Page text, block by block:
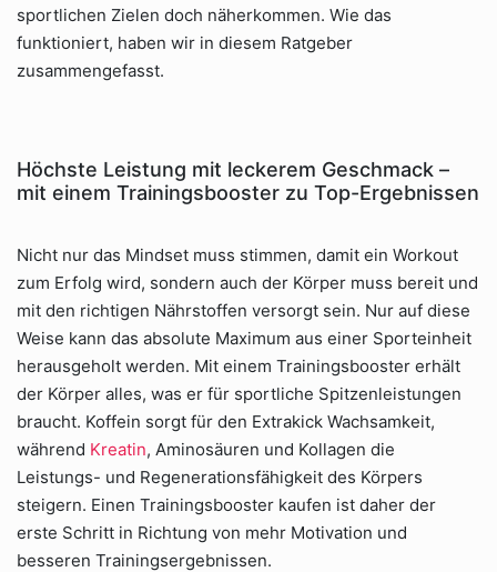
sportlichen Zielen doch näherkommen. Wie das
funktioniert, haben wir in diesem Ratgeber
zusammengefasst.
Höchste Leistung mit leckerem Geschmack –
mit einem Trainingsbooster zu Top-Ergebnissen
Nicht nur das Mindset muss stimmen, damit ein Workout
zum Erfolg wird, sondern auch der Körper muss bereit und
mit den richtigen Nährstoffen versorgt sein. Nur auf diese
Weise kann das absolute Maximum aus einer Sporteinheit
herausgeholt werden. Mit einem Trainingsbooster erhält
der Körper alles, was er für sportliche Spitzenleistungen
braucht. Koffein sorgt für den Extrakick Wachsamkeit,
während Kreatin, Aminosäuren und Kollagen die
Leistungs- und Regenerationsfähigkeit des Körpers
steigern. Einen Trainingsbooster kaufen ist daher der
erste Schritt in Richtung von mehr Motivation und
besseren Trainingsergebnissen.